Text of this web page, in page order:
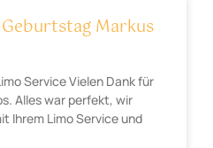
Markus
Service Vielen Dank für
Alles war perfekt, wir
Ihrem Limo Service und